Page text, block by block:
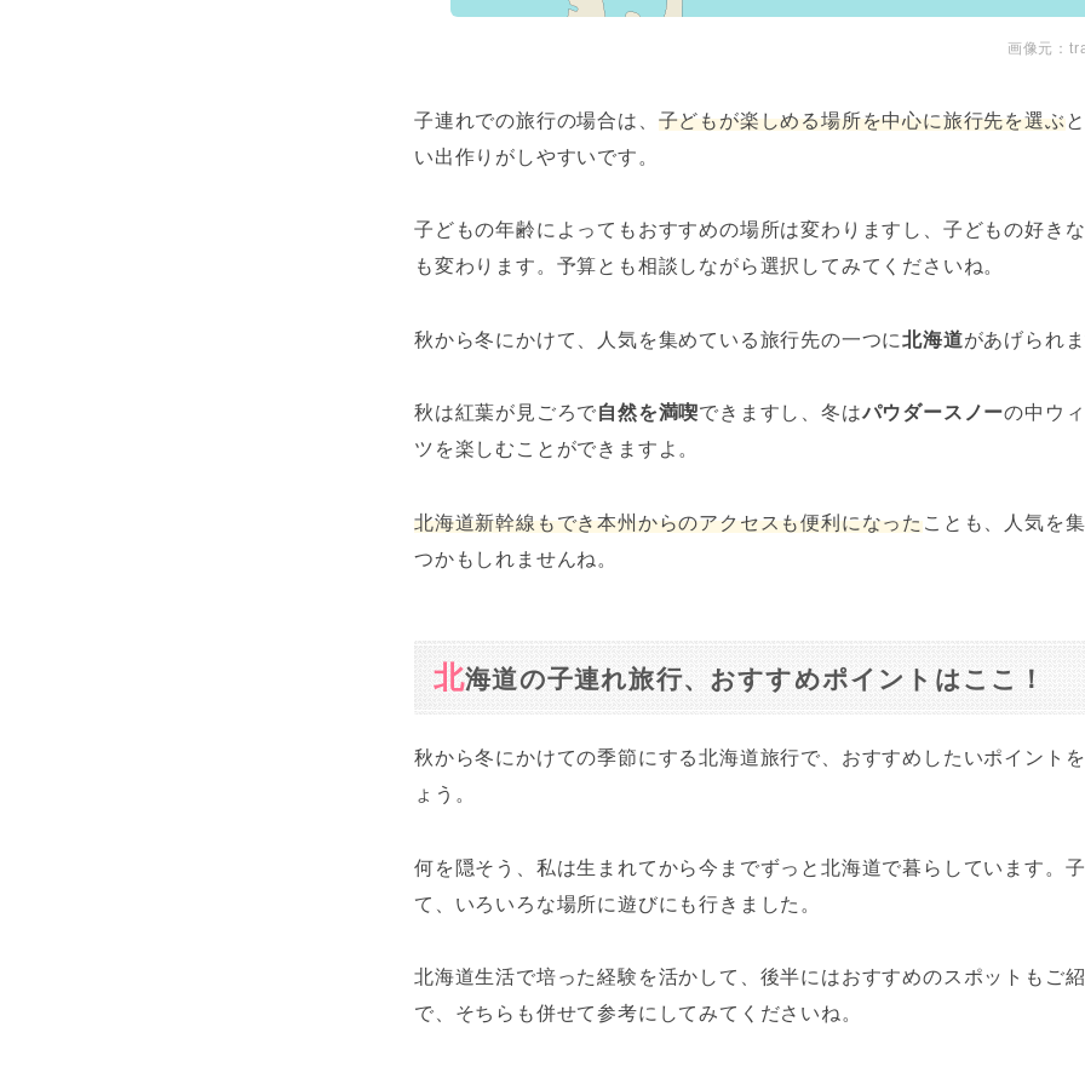
画像元：
子連れでの旅行の場合は、 子どもが楽しめる場所を中心に旅行先を選ぶ
い出作りがしやすいです。
子どもの年齢によってもおすすめの場所は変わりますし、子どもの好き
も変わります。予算とも相談しながら選択してみてくださいね。
秋から冬にかけて、人気を集めている旅行先の一つに北海道があげられま
秋は紅葉が見ごろで自然を満喫できますし、冬はパウダースノーの中ウ
ツを楽しむことができますよ。
北海道新幹線もでき本州からのアクセスも便利になったことも、人気を
つかもしれませんね。
北海道の子連れ旅行、おすすめポイントはここ！
秋から冬にかけての季節にする北海道旅行で、おすすめしたいポイント
ょう。
何を隠そう、私は生まれてから今までずっと北海道で暮らしています。
て、いろいろな場所に遊びにも行きました。
北海道生活で培った経験を活かして、後半にはおすすめのスポットもご
で、そちらも併せて参考にしてみてくださいね。